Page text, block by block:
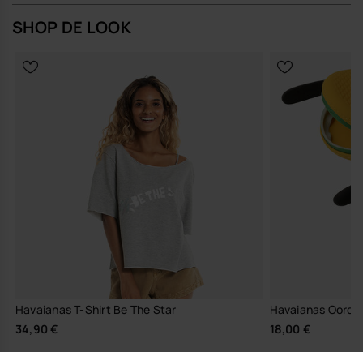
SHOP DE LOOK
Havaianas T-Shirt Be The Star
34,90 €
Havaianas
18,00 €